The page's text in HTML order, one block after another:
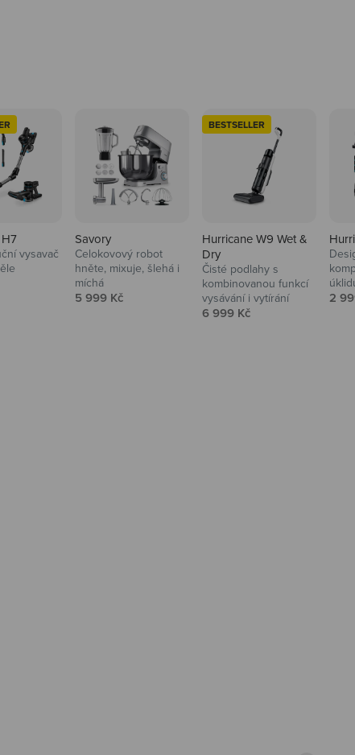
vysavač
Savory
Celokovový robot
hněte, mixuje, šlehá i
míchá
Prodejní cena
5 999 Kč
BESTSELLER
Hurricane W9 Wet &
Dry
Čisté podlahy s
kombinovanou funkcí
vysávání i vytírání
Prodejní cena
6 999 Kč
2
i